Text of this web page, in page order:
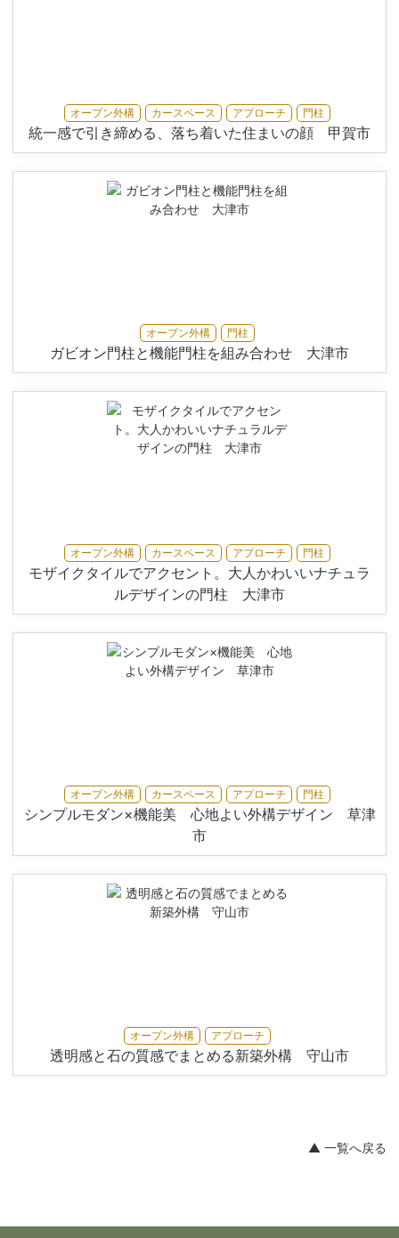
オープン外構 カースペース アプローチ 門柱
統一感で引き締める、落ち着いた住まいの顔 甲賀市
オープン外構 門柱
ガビオン門柱と機能門柱を組み合わせ 大津市
オープン外構 カースペース アプローチ 門柱
モザイクタイルでアクセント。大人かわいいナチュラ
ルデザインの門柱 大津市
オープン外構 カースペース アプローチ 門柱
シンプルモダン×機能美 心地よい外構デザイン 草津
市
オープン外構 アプローチ
透明感と石の質感でまとめる新築外構 守山市
▲ 一覧へ戻る